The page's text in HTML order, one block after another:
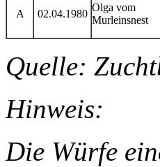
A 02.04.1980
Olga vom
Murleinsnest
Quelle:
Hinweis:
Die Würfe